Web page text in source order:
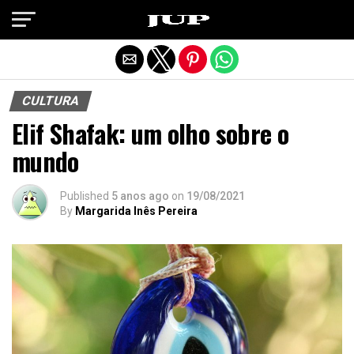
CULTURA
Elif Shafak: um olho sobre o
mundo
Published 5 anos ago on 19/08/2021
By Margarida Inês Pereira
Exit mobile version